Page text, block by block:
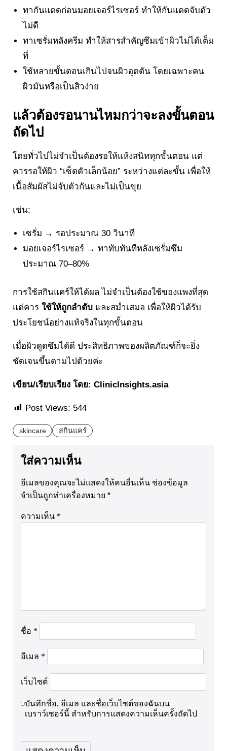
ทากันแดดก่อนมอยเจอร์ไรเซอร์ ทำให้กันแดดจับตัว
ไม่ดี
ทาเซรั่มหลังครีม ทำให้สารสำคัญซึมเข้าผิวไม่ได้เต็ม
ที่
ใช้หลายขั้นตอนเกินไปจนผิวอุดตัน โดยเฉพาะคน
ผิวมันหรือเป็นสิวง่าย
แล้วต้องรอนานไหมกว่าจะลงขั้นตอน
ถัดไป
โดยทั่วไปไม่จำเป็นต้องรอให้แห้งสนิททุกขั้นตอน แต่
ควรรอให้ผิว “เซ็ตตัวเล็กน้อย” ระหว่างแต่ละขั้น เพื่อให้
เนื้อสัมผัสไม่จับตัวกันและไม่เป็นขุย
เช่น:
เซรั่ม → รอประมาณ 30 วินาที
มอยเจอร์ไรเซอร์ → ทาทับทันทีหลังเซรั่มซึม
ประมาณ 70–80%
การใช้สกินแคร์ให้ได้ผล ไม่จำเป็นต้องใช้ของแพงที่สุด
แต่ควร ใช้ให้ถูกลำดับ และสม่ำเสมอ เพื่อให้ผิวได้รับ
ประโยชน์อย่างแท้จริงในทุกขั้นตอน
เมื่อผิวดูดซึมได้ดี ประสิทธิภาพของผลิตภัณฑ์ก็จะยิ่ง
ชัดเจนขึ้นตามไปด้วยค่ะ
เขียน/เรียบเรียง โดย: ClinicInsights.asia
Post Views: 544
skincare สกินแคร์
ใส่ความเห็น
อีเมลของคุณจะไม่แสดงให้คนอื่นเห็น ช่องข้อมูล
จำเป็นถูกทำเครื่องหมาย *
ความเห็น *
ชื่อ *
อีเมล *
เว็บไซต์
บันทึกชื่อ, อีเมล และชื่อเว็บไซต์ของฉันบน
เบราว์เซอร์นี้ สำหรับการแสดงความเห็นครั้งถัดไป